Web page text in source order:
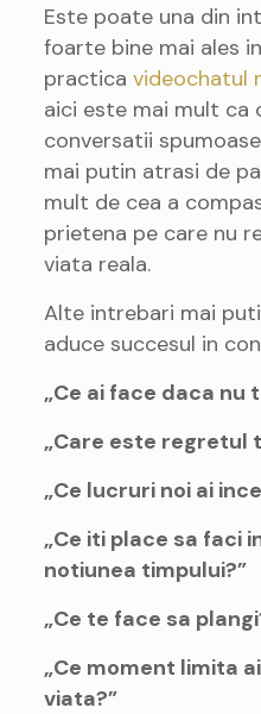
Este poate una din
foarte bine mai ales
practica videochatul
aici este mai mult ca
conversatii
mai putin atrasi de
mult de cea a
prietena pe care nu
viata reala.
Alte intrebari mai
aduce succesul in
„Ce ai face daca nu
„Care este regretul
„Ce lucruri noi ai
„Ce iti place sa faci
notiunea timpului?”
„Ce te face sa
„Ce moment limita
viata?”